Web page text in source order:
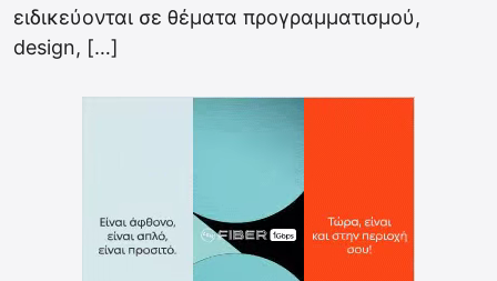
ειδικεύονται σε θέματα προγραμματισμού,
design, […]